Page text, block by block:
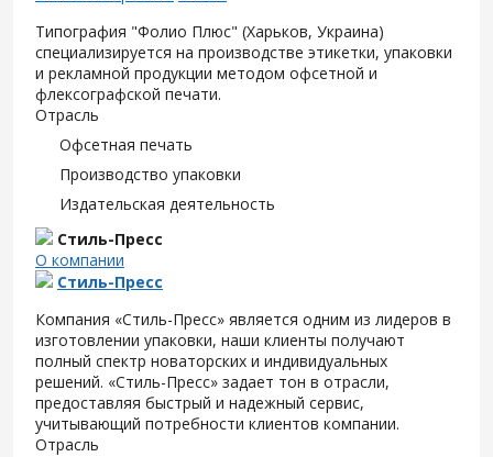
Типография "Фолио Плюс" (Харьков, Украина)
специализируется на производстве этикетки, упаковки
и рекламной продукции методом офсетной и
флексографской печати.
Отрасль
Офсетная печать
Производство упаковки
Издательская деятельность
Стиль-Пресс
О компании
Стиль-Пресс
Компания «Стиль-Пресс» является одним из лидеров в
изготовлении упаковки, наши клиенты получают
полный спектр новаторских и индивидуальных
решений. «Стиль-Пресс» задает тон в отрасли,
предоставляя быстрый и надежный сервис,
учитывающий потребности клиентов компании.
Отрасль